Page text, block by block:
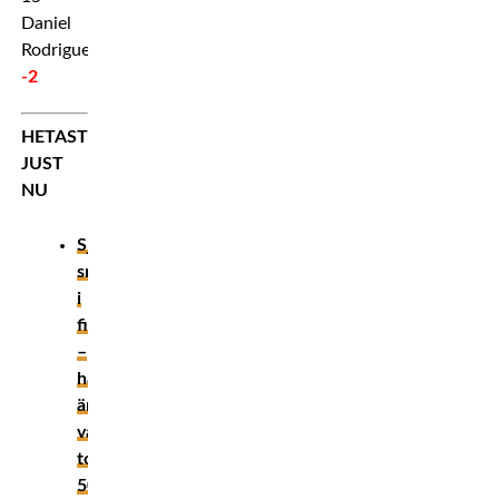
Daniel
Rodriguez
-2
HETAST
JUST
NU
Sjukaste
smeknamnen
i
fightvärlden
–
här
är
vår
topp
50!